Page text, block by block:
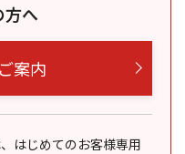
方へ
案内
はじめてのお客様専用